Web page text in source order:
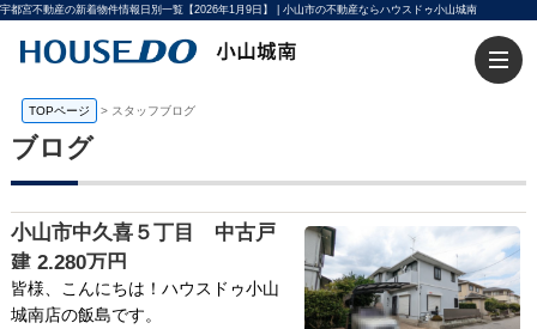
宇都宮不動産の新着物件情報日別一覧【2026年1月9日】 | 小山市の不動産ならハウスドゥ小山城南
TOPページ > スタッフブログ
ブログ
小山市中久喜５丁目 中古戸
建 2,280万円
皆様、こんにちは！ハウスドゥ小山
城南店の飯島です。